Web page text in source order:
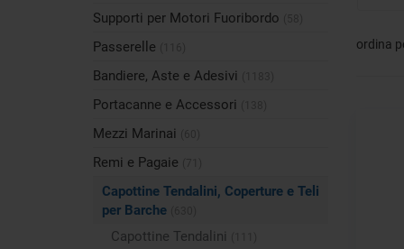
Supporti per Motori Fuoribordo
Passerelle
Bandiere, Aste e Adesivi
Portacanne e Accessori
Mezzi Marinai
Remi e Pagaie
Capottine Tendalini, Coperture e Teli
per Barche
Capottine Tendalini
ordina